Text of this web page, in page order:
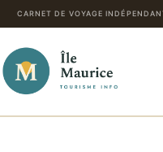
CARNET DE VOYAGE